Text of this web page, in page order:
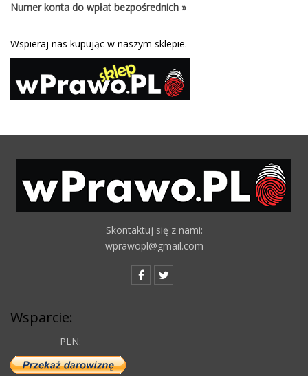
Numer konta do wpłat bezpośrednich »
Wspieraj nas kupując w naszym sklepie.
Skontaktuj się z nami:
wprawopl@gmail.com
Wsparcie:
PLN: